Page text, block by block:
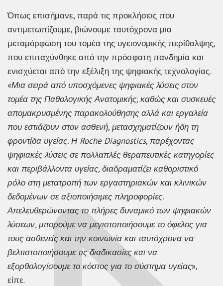
Όπως επισήμανε, παρά τις προκλήσεις που
αντιμετωπίζουμε, βιώνουμε ταυτόχρονα μια
μεταμόρφωση του τομέα της υγειονομικής περίθαλψης,
που επιταχύνθηκε από την πρόσφατη πανδημία και
ενισχύεται από την εξέλιξη της ψηφιακής τεχνολογίας.
«Μια σειρά από υποσχόμενες ψηφιακές λύσεις στον
τομέα της Παθολογικής Ανατομικής, καθώς και συσκευές
απομακρυσμένης παρακολούθησης αλλά και εργαλεία
που εστιάζουν στον ασθενή, μετασχηματίζουν ήδη τη
φροντίδα υγείας. Η Roche Diagnostics, παρέχοντας
ψηφιακές λύσεις σε πολλαπλές θεραπευτικές κατηγορίες
και περιβάλλοντα υγείας, διαδραματίζει καθοριστικό
ρόλο στη μετατροπή των εργαστηριακών και κλινικών
δεδομένων σε αξιοποιήσιμες πληροφορίες.
Απελευθερώνοντας το πλήρες δυναμικό των ψηφιακών
λύσεων, μπορούμε να μεγιστοποιήσουμε το όφελος για
τους ασθενείς και την κοινωνία και ταυτόχρονα να
βελτιστοποιήσουμε τις διαδικασίες και να
εξορθολογίσουμε το κόστος για το σύστημα υγείας»,
είπε.